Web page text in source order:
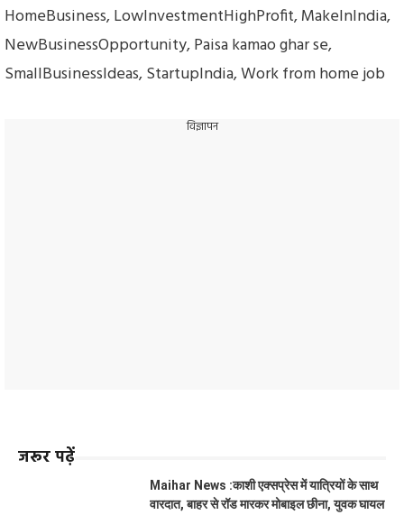
HomeBusiness,LowInvestmentHighProfit,MakeInIndia,
NewBusinessOpportunity,Paisa kamao ghar se,
SmallBusinessIdeas,StartupIndia,Work from home job
विज्ञापन
जरूर पढ़ें
Maihar News :काशी एक्सप्रेस में यात्रियों के साथ
वारदात, बाहर से रॉड मारकर मोबाइल छीना, युवक घायल